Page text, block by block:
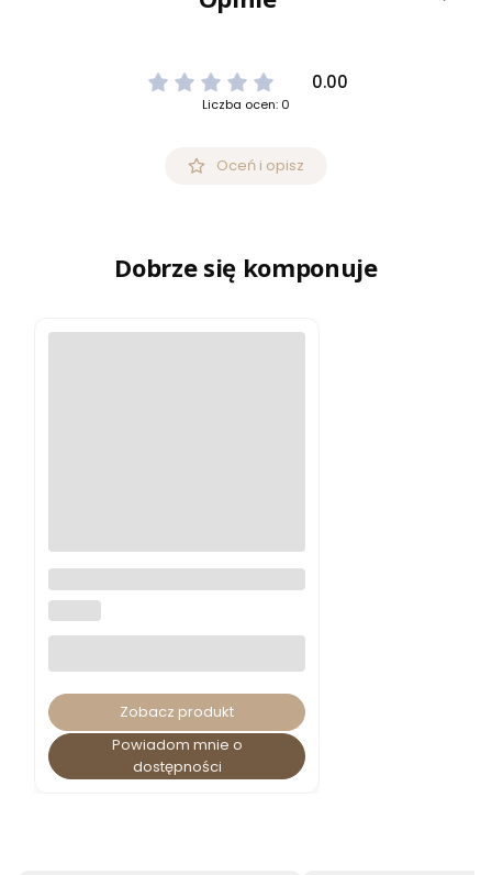
0.00
Liczba ocen: 0
Oceń i opisz
Dobrze się komponuje
Szafa biurowa XD-020 metal
Zobacz produkt
Powiadom mnie o
dostępności